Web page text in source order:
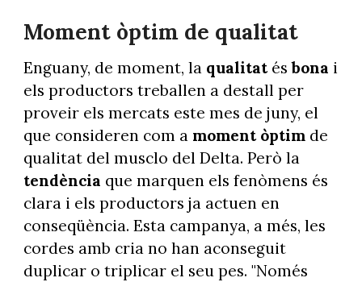
Moment òptim de qualitat
Enguany, de moment, la qualitatésbona i
els productors treballen a destall per
proveir els mercats este mes de juny, el
que consideren com amoment òptimde
qualitat del musclo del Delta. Però la
tendència que marquen els fenòmens és
clara i els productors ja actuen en
conseqüència. Esta campanya, a més, les
cordes amb cria no han aconseguit
duplicar o triplicar el seu pes. "Només